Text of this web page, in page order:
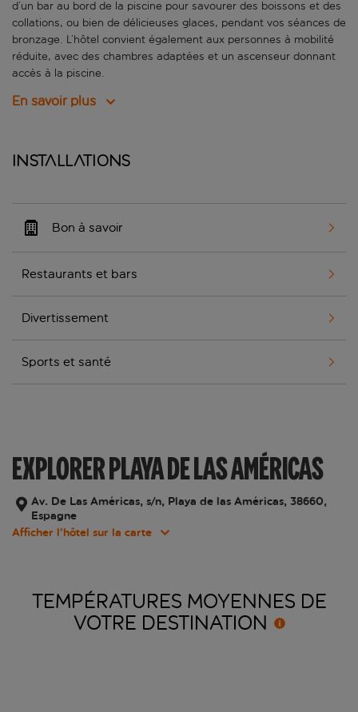
d’un bar au bord de la piscine pour savourer des boissons et des
collations, ou bien de délicieuses glaces, pendant vos séances de
bronzage. L’hôtel convient également aux personnes à mobilité
réduite, avec des chambres adaptées et un ascenseur donnant
accès à la piscine.
En savoir plus
Installations
Bon à savoir
Restaurants et bars
Divertissement
Sports et santé
EXPLORER PLAYA DE LAS AMÉRICAS
Av. De Las Américas, s/n, Playa de las Américas, 38660,
Espagne
Afficher l’hôtel sur la carte
TEMPÉRATURES MOYENNES DE
VOTRE DESTINATION